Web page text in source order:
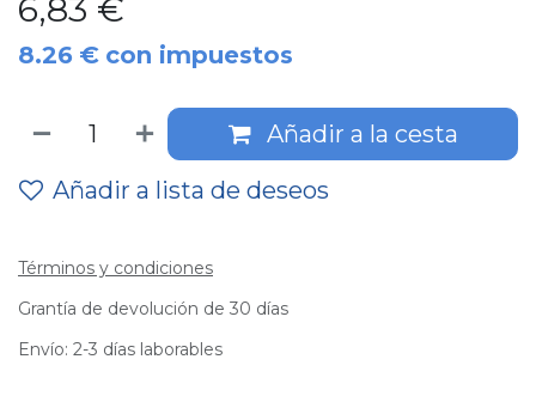
6,83 €
8.26 € con impuestos
Añadir a la cesta
Añadir a lista de deseos
Términos y condiciones
Grantía de devolución de 30 días
Envío: 2-3 días laborables